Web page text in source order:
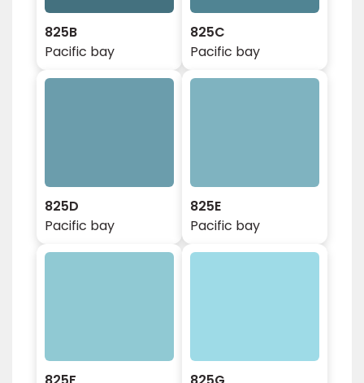
825B
Pacific bay
825C
Pacific bay
825D
Pacific bay
825E
Pacific bay